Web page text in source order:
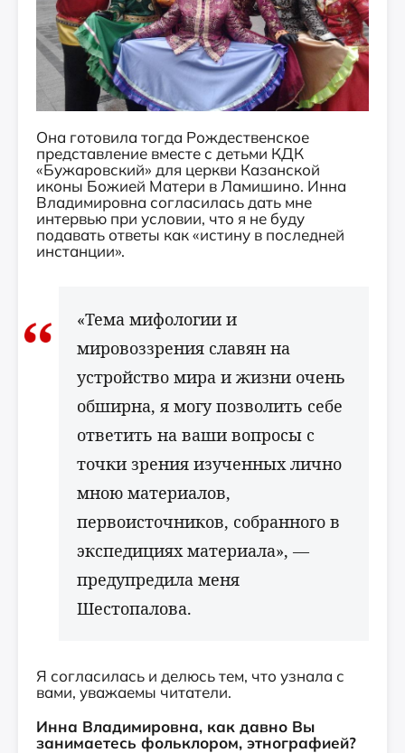
Она готовила тогда Рождественское
представление вместе с детьми КДК
«Бужаровский» для церкви Казанской
иконы Божией Матери в Ламишино. Инна
Владимировна согласилась дать мне
интервью при условии, что я не буду
подавать ответы как «истину в последней
инстанции».
«Тема мифологии и
мировоззрения славян на
устройство мира и жизни очень
обширна, я могу позволить себе
ответить на ваши вопросы с
точки зрения изученных лично
мною материалов,
первоисточников, собранного в
экспедициях материала», —
предупредила меня
Шестопалова.
Я согласилась и делюсь тем, что узнала с
вами, уважаемы читатели.
Инна Владимировна, как давно Вы
занимаетесь фольклором, этнографией?